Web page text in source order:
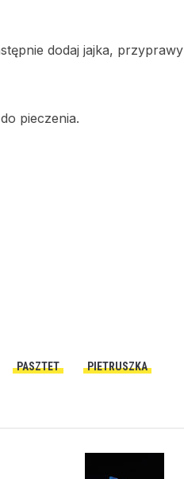
dodaj jajka, przyprawy
pieczenia.
PASZTET
PIETRUSZKA